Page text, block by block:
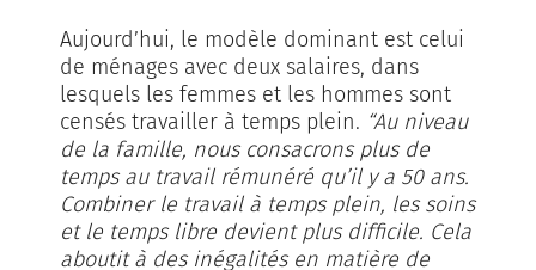
Aujourd’hui, le modèle dominant est celui
de ménages avec deux salaires, dans
lesquels les femmes et les hommes sont
censés travailler à temps plein. “Au niveau
de la famille, nous consacrons plus de
temps au travail rémunéré qu’il y a 50 ans.
Combiner le travail à temps plein, les soins
et le temps libre devient plus difficile. Cela
aboutit à des inégalités en matière de